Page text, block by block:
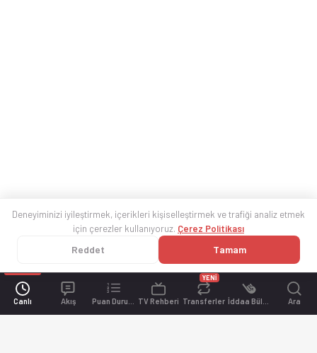
Canlı Akış TV Rehberi Transferler
YENİ
Ara
Deneyiminizi iyileştirmek, içerikleri kişiselleştirmek ve trafiği analiz etmek
için çerezler kullanıyoruz. Çerez Politikası
Reddet Tamam